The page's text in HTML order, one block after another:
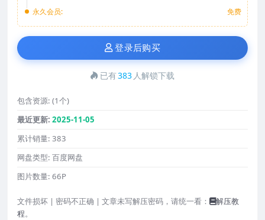
永久会员:
免费
登录后购买
已有383 人解锁下载
包含资源: (1个)
最近更新: 2025-11-05
累计销量: 383
网盘类型: 百度网盘
图片数量: 66P
文件损坏 | 密码不正确 | 文章未写解压密码，请统一看：
解压教
程。